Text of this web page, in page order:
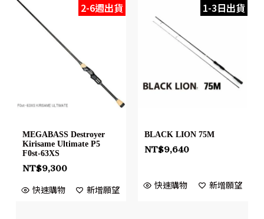
2-6週出貨
MEGABASS Destroyer
Kirisame Ultimate P5
F0st-63XS
NT$9,300
快速購物 新增願望
1-3日出貨
BLACK LION 75M
NT$9,640
快速購物 新增願望